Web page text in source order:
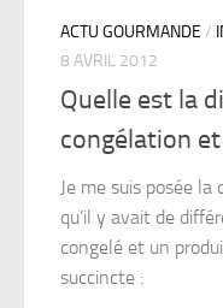
ACTU GOURMANDE /
8 AVRIL 2012
Quelle est la
congélation
Je me suis posée
qu’il y avait de
congelé et un
succincte :